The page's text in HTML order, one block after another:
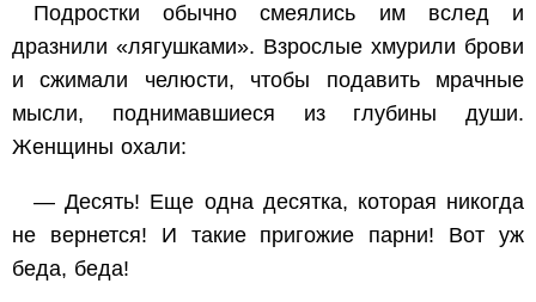
Подростки обычно смеялись им вслед и
дразнили «лягушками». Взрослые хмурили брови
и сжимали челюсти, чтобы подавить мрачные
мысли, поднимавшиеся из глубины души.
Женщины охали:
— Десять! Еще одна десятка, которая никогда
не вернется! И такие пригожие парни! Вот уж
беда, беда!